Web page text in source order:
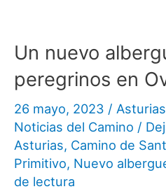
Un nuevo
peregrinos en
26 mayo, 2023 / Asturias
Noticias del Camino /
Asturias, Camino de
Primitivo, Nuevo
de lectura